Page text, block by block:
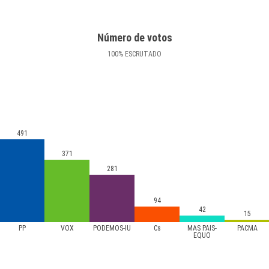
Número de votos
100% ESCRUTADO
PP VOX PODEMOS-IU Cs
MÁS PAÍS-
EQUO
PACMA
491
371
281
94
42
15